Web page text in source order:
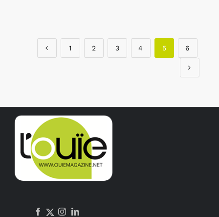
1 2 3 4 5 6